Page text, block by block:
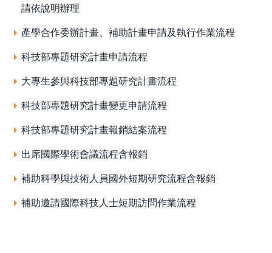
請依說明辦理
產學合作委辦計畫、補助計畫申請及執行作業流程
科技部專題研究計畫申請流程
大專生參與科技部專題研究計畫流程
科技部專題研究計畫變更申請流程
科技部專題研究計畫報銷結案流程
出席國際學術會議流程含報銷
補助科學與技術人員國外短期研究流程含報銷
補助邀請國際科技人士短期訪問作業流程